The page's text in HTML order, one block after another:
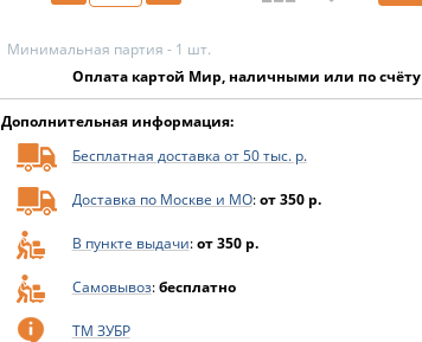
Минимальная партия - 1 шт.
Оплата картой Мир, наличными или по счёту
Дополнительная информация:
Бесплатная доставка от 50 тыс. р.
Доставка по Москве и МО:от 350 р.
В пункте выдачи:от 350 р.
Самовывоз:бесплатно
ТМ ЗУБР